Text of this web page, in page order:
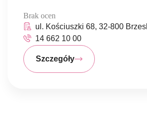
Brak ocen
ul. Kościuszki 68, 32-800
14 662 10 00
Szczegóły